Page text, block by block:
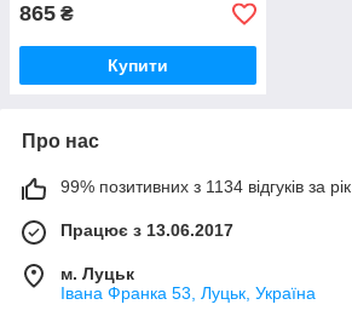
865 ₴
Купити
Про нас
99% позитивних з 1134 відгуків за рік
Працює з 13.06.2017
м. Луцьк
Івана Франка 53, Луцьк, Україна